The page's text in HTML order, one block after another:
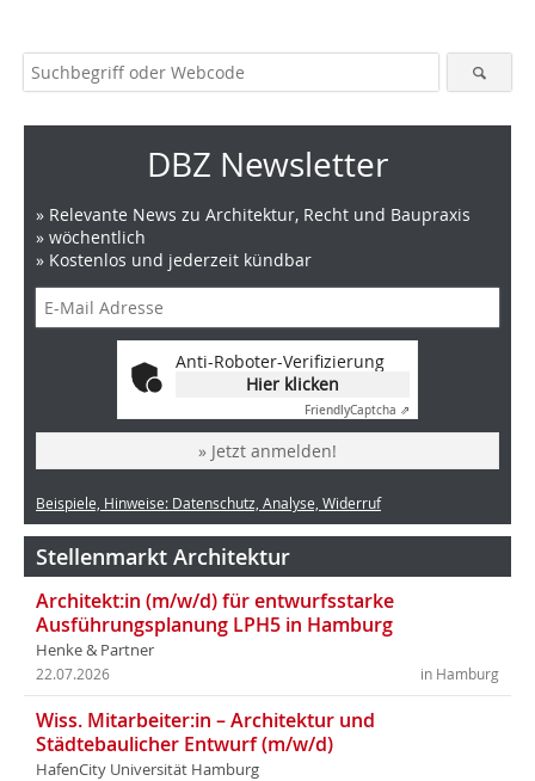
DBZ Newsletter
» Relevante News zu Architektur, Recht und Baupraxis
» wöchentlich
» Kostenlos und jederzeit kündbar
Anti-Roboter-Verifizierung
Hier klicken
FriendlyCaptcha ⇗
» Jetzt anmelden!
Beispiele, Hinweise: Datenschutz, Analyse, Widerruf
Stellenmarkt Architektur
Architekt:in (m/w/d) für entwurfsstarke
Ausführungsplanung LPH5 in Hamburg
Henke & Partner
in Hamburg
22.07.2026
Wiss. Mitarbeiter:in – Architektur und
Städtebaulicher Entwurf (m/w/d)
HafenCity Universität Hamburg